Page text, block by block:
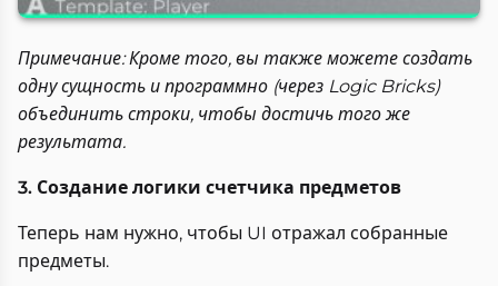
Примечание: Кроме того, вы также можете создать
одну сущность и программно (через Logic Bricks)
объединить строки, чтобы достичь того же
результата.
3. Создание логики счетчика предметов
Теперь нам нужно, чтобы UI отражал собранные
предметы.